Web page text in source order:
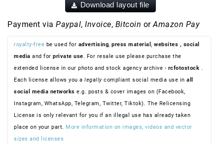
Download layout file
Payment via Paypal, Invoice, Bitcoin orAmazon Pay
royalty-free be used for advertising, press material , websites , social
media and for private use. For resale use please purchase the
extended license in our photo and stock agency archive - rcfotostock .
Each license allows you a legallycompliant social media use in all
social media networks e.g. posts & cover images on (Facebook,
Instagram, WhatsApp, Telegram, Twitter, Tiktok). The Relicensing
License is only relevant for you if an illegal use has already taken
place on your part. More information on images, videos and vector
sizes and licenses